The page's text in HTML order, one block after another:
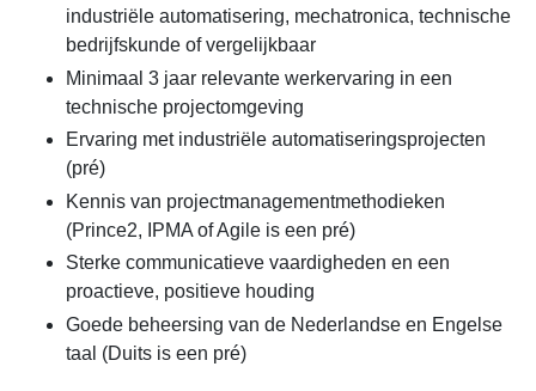
industriële automatisering, mechatronica, technische
bedrijfskunde of vergelijkbaar
Minimaal 3 jaar relevante werkervaring in een
technische projectomgeving
Ervaring met industriële automatiseringsprojecten
(pré)
Kennis van projectmanagementmethodieken
(Prince2, IPMA of Agile is een pré)
Sterke communicatieve vaardigheden en een
proactieve, positieve houding
Goede beheersing van de Nederlandse en Engelse
taal (Duits is een pré)